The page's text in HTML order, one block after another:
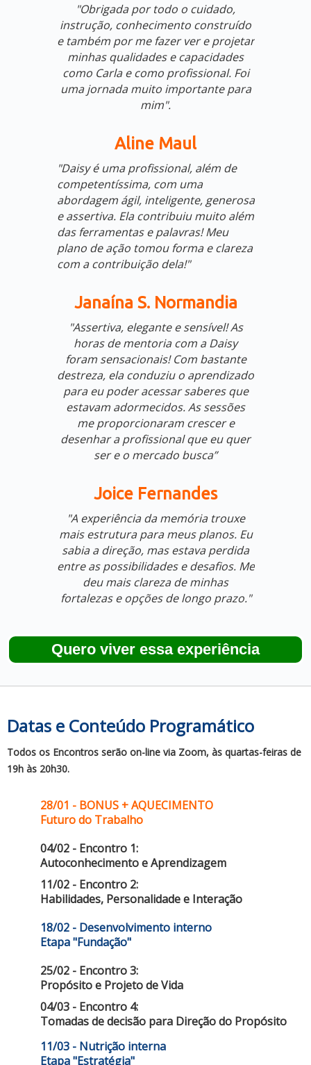
"Obrigada por todo o cuidado,
instrução, conhecimento construído
e também por me fazer ver e projetar
minhas qualidades e capacidades
como Carla e como profissional. Foi
uma jornada muito importante para
mim".
Aline Maul
"Daisy é uma profissional, além de
competentíssima, com uma
abordagem ágil, inteligente, generosa
e assertiva. Ela contribuiu muito além
das ferramentas e palavras! Meu
plano de ação tomou forma e clareza
com a contribuição dela!"
Janaína S. Normandia
"Assertiva, elegante e sensível! As
horas de mentoria com a Daisy
foram sensacionais! Com bastante
destreza, ela conduziu o aprendizado
para eu poder acessar saberes que
estavam adormecidos. As sessões
me proporcionaram crescer e
desenhar a profissional que eu quer
ser e o mercado busca”
Joice Fernandes
"A experiência da memória trouxe
mais estrutura para meus planos. Eu
sabia a direção, mas estava perdida
entre as possibilidades e desafios. Me
deu mais clareza de minhas
fortalezas e opções de longo prazo."
Quero viver essa experiência
Datas e Conteúdo Programático
Todos os Encontros serão on-line via Zoom, às quartas-feiras de
19h às 20h30.
28/01 - BONUS + AQUECIMENTO
Futuro do Trabalho
04/02 - Encontro 1:
Autoconhecimento e Aprendizagem
11/02 - Encontro 2:
Habilidades, Personalidade e Interação
18/02 - Desenvolvimento interno
Etapa "Fundação"
25/02 - Encontro 3:
Propósito e Projeto de Vida
04/03 - Encontro 4:
Tomadas de decisão para Direção do Propósito
11/03 - Nutrição interna
Etapa "Estratégia"